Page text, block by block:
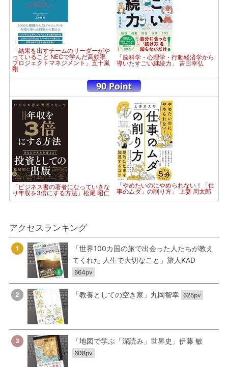
「結果を出すチームのリーダーがや
っていること NECで学んだ高効率
プロジェクトマネジメント」五十嵐
剛
「脳科学・心理学・行動経済学から
導いたすごい継続力」 吉田幸弘
「ビジネス書の著者になっていきな
り年収を3倍にする方法」松尾 昭仁
「やめたいのにやめられない！「仕
事のムダ」の削り方」 上妻 周太郎
アクセスランキング
1
「世界100カ国の旅で出会った人たちが教え
てくれた 人生で大切なこと」旅人KAD
664pv
2 「教養としての空き家」丸岡智幸 625pv
3 「地図で学ぶ「深読み」世界史」伊藤 敏
608pv